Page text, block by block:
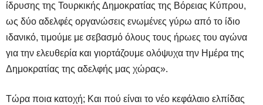
ίδρυσης της Τουρκικής Δημοκρατίας της Βόρειας Κύπρου,
ως δύο αδελφές οργανώσεις ενωμένες γύρω από το ίδιο
ιδανικό, τιμούμε με σεβασμό όλους τους ήρωες του αγώνα
για την ελευθερία και γιορτάζουμε ολόψυχα την Ημέρα της
Δημοκρατίας της αδελφής μας χώρας».
Τώρα ποια κατοχή; Και πού είναι το νέο κεφάλαιο ελπίδας